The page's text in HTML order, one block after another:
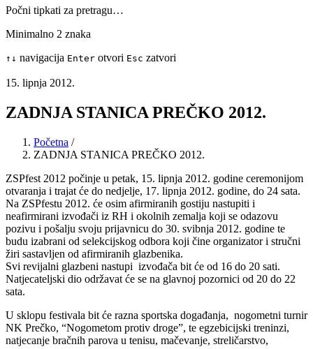
Počni tipkati za pretragu…
Minimalno 2 znaka
↑ ↓ navigacija Enter otvori Esc zatvori
15. lipnja 2012.
ZADNJA STANICA PREČKO 2012.
Početna /
ZADNJA STANICA PREČKO 2012.
ZSPfest 2012 počinje u petak, 15. lipnja 2012. godine ceremonijom
otvaranja i trajat će do nedjelje, 17. lipnja 2012. godine, do 24 sata.
Na ZSPfestu 2012. će osim afirmiranih gostiju nastupiti i
neafirmirani izvođači iz RH i okolnih zemalja koji se odazovu
pozivu i pošalju svoju prijavnicu do 30. svibnja 2012. godine te
budu izabrani od selekcijskog odbora koji čine organizator i stručni
žiri sastavljen od afirmiranih glazbenika.
Svi revijalni glazbeni nastupi izvođača bit će od 16 do 20 sati.
Natjecateljski dio održavat će se na glavnoj pozornici od 20 do 22
sata.
U sklopu festivala bit će razna sportska događanja, nogometni turnir
NK Prečko, “Nogometom protiv droge”, te egzebicijski treninzi,
natjecanje bračnih parova u tenisu, mačevanje, streličarstvo,